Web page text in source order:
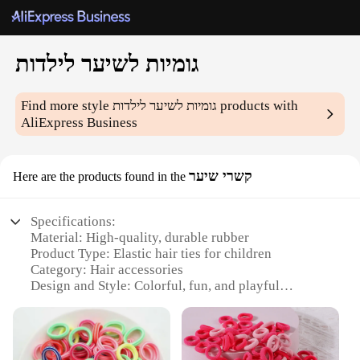
גומיות לשיער לילדות
Find more styleגומיות לשיער לילדות products with
AliExpress Business
Here are the products found in the קשרי שיער
Specifications:
Material: High-quality, durable rubber
Product Type: Elastic hair ties for children
Category: Hair accessories
Design and Style: Colorful, fun, and playful
children's hair
Typical Adaptive Scenario: School, playtime, and
everyday use